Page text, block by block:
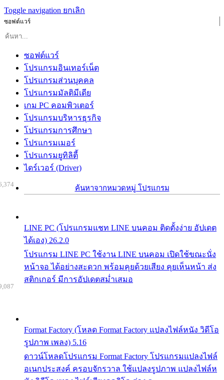
Toggle navigation ยกเลิก
ซอฟต์แวร์
ซอฟต์แวร์
โปรแกรมอินเทอร์เน็ต
โปรแกรมส่วนบุคคล
โปรแกรมมัลติมีเดีย
เกม PC คอมพิวเตอร์
โปรแกรมบริหารธุรกิจ
โปรแกรมการศึกษา
โปรแกรมเมอร์
โปรแกรมยูทิลิตี้
ไดร์เวอร์ (Driver)
ค้นหาจากหมวดหมู่ โปรแกรม
LINE PC (โปรแกรมแชท LINE บนคอม ติดตั้งง่าย อัปเดต
ได้เอง) 26.2.0
โปรแกรม LINE PC ใช้งาน LINE บนคอม เปิดใช้ขณะนั่ง
หน้าจอ ได้อย่างสะดวก พร้อมคุยด้วยเสียง คุยเห็นหน้า ส่ง
สติกเกอร์ มีการอัปเดตสม่ำเสมอ
Format Factory (โหลด Format Factory แปลงไฟล์หนัง วิดีโอ
รูปภาพ เพลง) 5.16
ดาวน์โหลดโปรแกรม Format Factory โปรแกรมแปลงไฟล์
อเนกประสงค์ ครอบจักรวาล ใช้แปลงรูปภาพ แปลงไฟล์ห